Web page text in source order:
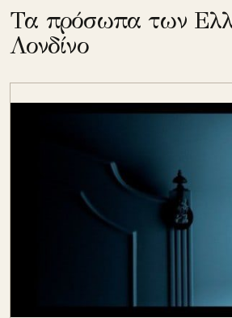
Τα πρόσωπα των
Λονδίνο